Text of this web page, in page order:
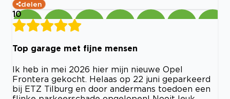
delen
10
Top garage met fijne mensen
Ik heb in mei 2026 hier mijn nieuwe Opel
Frontera gekocht. Helaas op 22 juni geparkeerd
bij ETZ Tilburg en door andermans toedoen een